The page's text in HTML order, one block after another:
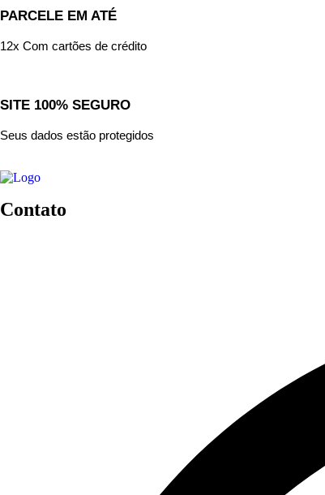
PARCELE EM ATÉ
12x Com cartões de crédito
SITE 100% SEGURO
Seus dados estão protegidos
Contato